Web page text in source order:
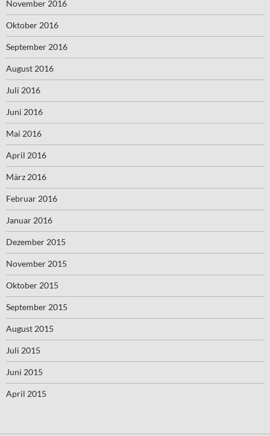
November 2016
Oktober 2016
September 2016
August 2016
Juli 2016
Juni 2016
Mai 2016
April 2016
März 2016
Februar 2016
Januar 2016
Dezember 2015
November 2015
Oktober 2015
September 2015
August 2015
Juli 2015
Juni 2015
April 2015